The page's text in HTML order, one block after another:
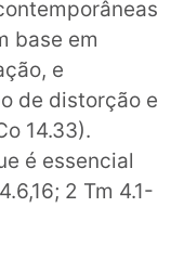
base em
e
de distorção e
14.33).
é essencial
2 Tm 4.1-